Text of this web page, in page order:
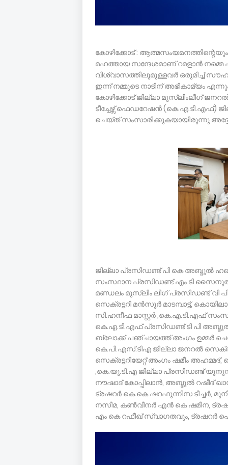
കോഴിക്കോട് :
മഹത്തായ സന്ദേശമാണ് റമളാൻ നമ്മെ
വിശ്വാസത്തിലുമുള്ളവർ ഒരുമിച്ച്
ഇന്ന് നമ്മുടെ നാടിന് അഭികാമ്യം
കോഴിക്കോട് ജില്ലാ മുസ്ലിംലീഗ് ജനറൽ
ടീച്ചേഴ്സ് ഫെഡറേഷൻ (കെ.എ.ടി.എഫ്)
ചെയ്ത് സംസാരിക്കുകയായിരുന്നു
ജില്ലാ പ്രസിഡണ്ട് പി കെ അബ്ദുൽ
സംസ്ഥാന പ്രസിഡണ്ട് എം ടി സൈനുൽ
മണ്ഡലം മുസ്ലിം ലീഗ് പ്രസിഡണ്ട് വി
സെക്രട്ടറി മൻസൂർ മാടമ്പാട്ട്,
സി.ഹനീഫ മാസ്റ്റർ ,കെ.എ.ടി.എഫ്
കെ.എ.ടി.എഫ് പ്രസിഡണ്ട് ടി പി
ബ്ലോക്ക് പഞ്ചായത്ത് അംഗം ഉമ്മർ
കെ.പി.എസ്.ടിഎ ജില്ലാ ജനറൽ
സെക്രട്ടറിയേറ്റ് അംഗം ഷമീം
,കെ.യു.ടി.എ ജില്ലാ പ്രസിഡണ്ട്
നൗഷാദ് കോപ്പിലാൻ, അബ്ദുൽ റഷീദ്
ട്രഷറർ കെ.കെ ഷറഫുന്നീസ ടീച്ചർ,
നസീമ, കൺവീനർ എൻ കെ ഷമീന,
എം കെ റഫീഖ് സ്വാഗതവും, ട്രഷറർ